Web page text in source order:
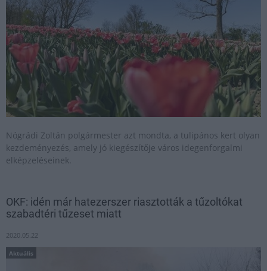
Nógrádi Zoltán polgármester azt mondta, a tulipános kert olyan
kezdeményezés, amely jó kiegészítője város idegenforgalmi
elképzeléseinek.
OKF: idén már hatezerszer riasztották a tűzoltókat
szabadtéri tűzeset miatt
2020.05.22
Aktuális